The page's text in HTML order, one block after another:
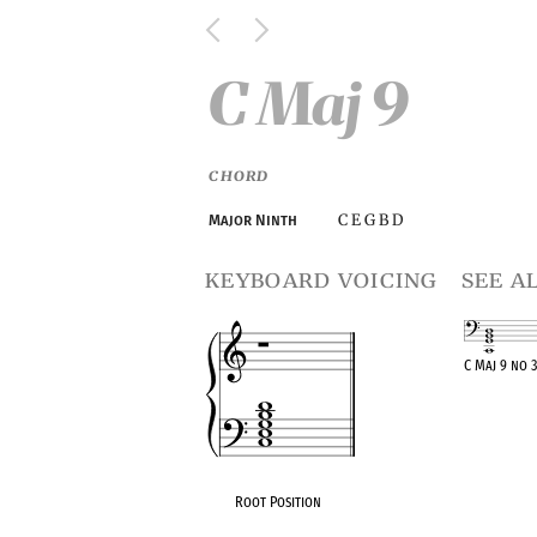
C Maj 9
CHORD
Major Ninth C E G B D
keyboard voicing
Root Position
see
C Maj 9 no 3